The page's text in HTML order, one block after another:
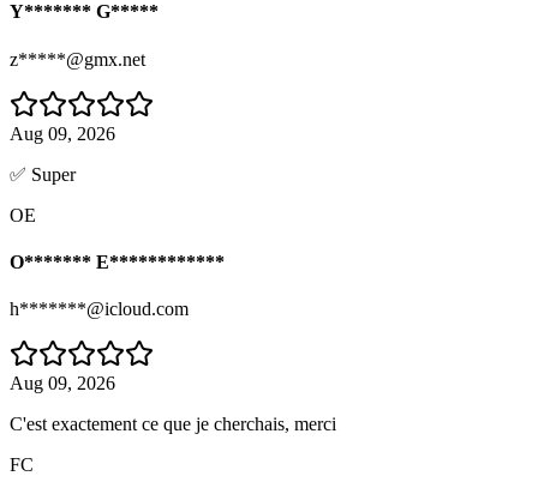
Y******* G*****
z*****@gmx.net
Aug 09, 2026
✅ Super
OE
O******* E************
h*******@icloud.com
Aug 09, 2026
C'est exactement ce que je cherchais, merci
FC